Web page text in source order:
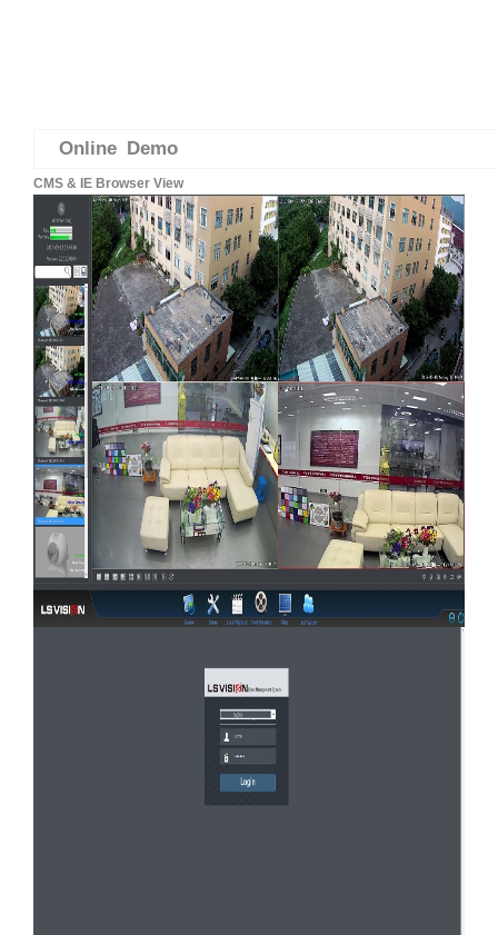
Online Demo
CMS & IE Browser View